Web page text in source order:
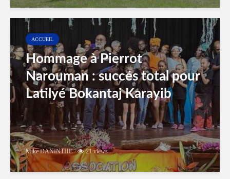
ACCUEIL
Hommage à Pierrot
Narouman : succés total pour
Latilyé Bokantaj Karayib
Mike DANINTHE 21 views